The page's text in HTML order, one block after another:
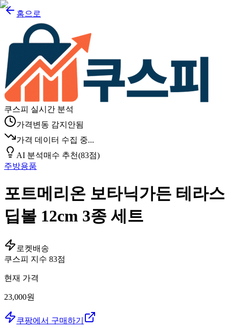
홈으로
쿠스피 실시간 분석
가격변동 감지안됨
가격 데이터 수집 중...
AI 분석매수 추천(83점)
주방용품
포트메리온 보타닉가든 테라스
딥볼 12cm 3종 세트
로켓배송
쿠스피 지수 83점
현재 가격
23,000원
쿠팡에서 구매하기